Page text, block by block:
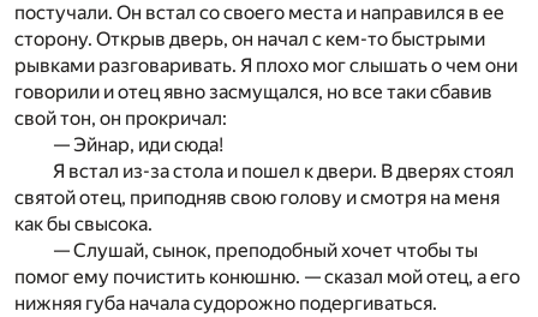
постучали. Он встал со своего места и направился в ее
сторону. Открыв дверь, он начал с кем-то быстрыми
рывками разговаривать. Я плохо мог слышать о чем они
говорили и отец явно засмущался, но все таки сбавив
свой тон, он прокричал:
— Эйнар, иди сюда!
Я встал из-за стола и пошел к двери. В дверях стоял
святой отец, приподняв свою голову и смотря на меня
как бы свысока.
— Слушай, сынок, преподобный хочет чтобы ты
помог ему почистить конюшню. — сказал мой отец, а его
нижняя губа начала судорожно подергиваться.